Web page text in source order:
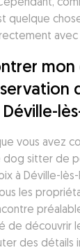
quelque
vous avez
dog sitter de
à Déville-lès-
les
de découvrir
des détails